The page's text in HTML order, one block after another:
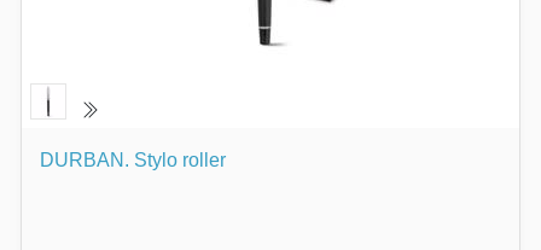
DURBAN. Stylo roller